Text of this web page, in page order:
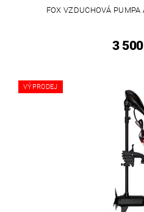
FOX VZDUCHOVÁ
3
VÝPRODEJ